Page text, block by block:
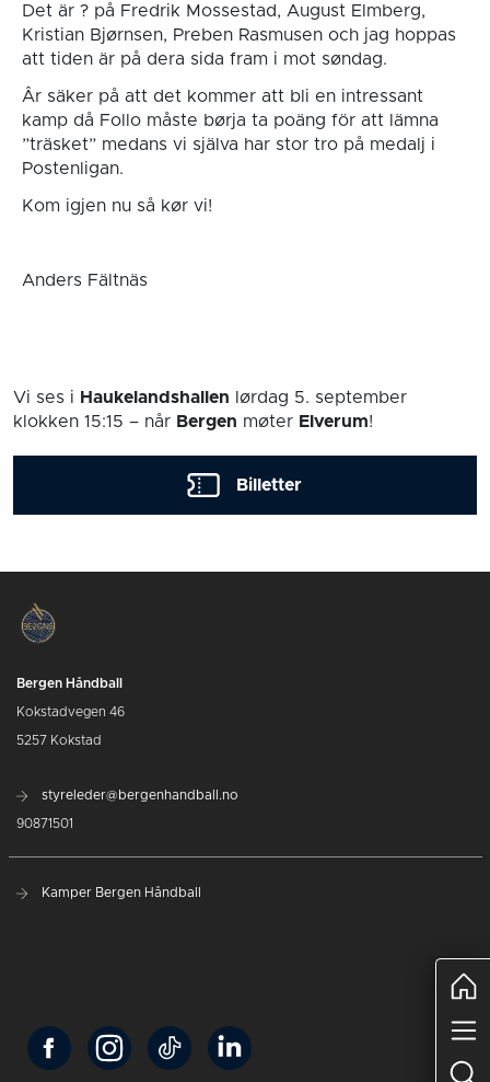
Det är ? på Fredrik Mossestad, August Elmberg,
Kristian Bjørnsen, Preben Rasmusen och jag hoppas
att tiden är på dera sida fram i mot søndag.
Âr säker på att det kommer att bli en intressant
kamp då Follo måste børja ta poäng för att lämna
”träsket” medans vi själva har stor tro på medalj i
Postenligan.
Kom igjen nu så kør vi!
Anders Fältnäs
Vi ses i Haukelandshallen lørdag 5. september
klokken 15:15 – når Bergen møter Elverum!
Billetter
Bergen Håndball
Kokstadvegen 46
5257 Kokstad
styreleder@bergenhandball.no
90871501
Kamper Bergen Håndball